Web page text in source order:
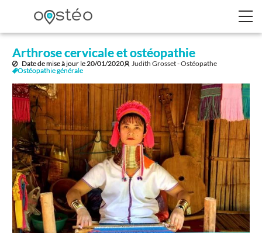
Arthrose cervicale et ostéopathie
Date de mise à jour le20/01/2020
Judith Grosset - Ostéopathe
Ostéopathie générale